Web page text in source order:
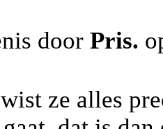
door Pris.
ze alles